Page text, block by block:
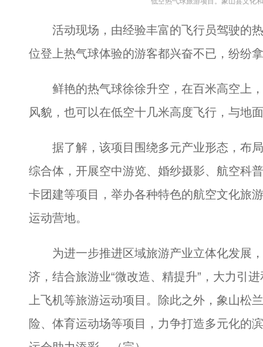
活动现场，由经验丰富的飞行员驾驶的热
位登上热气球体验的游客都兴奋不已，纷纷
鲜艳的热气球徐徐升空，在百米高空上，
风貌，也可以在低空十几米高度飞行，与地
据了解，该项目围绕多元产业形态，布局
综合体，开展空中游览、婚纱摄影、航空科
卡团建等项目，举办各种特色的航空文化旅
运动营地。
为进一步推进区域旅游产业立体化发展，
济，结合旅游业“微改造、精提升”，大力引
上飞机等旅游运动项目。除此之外，象山松
险、体育运动场等项目，力争打造多元化的